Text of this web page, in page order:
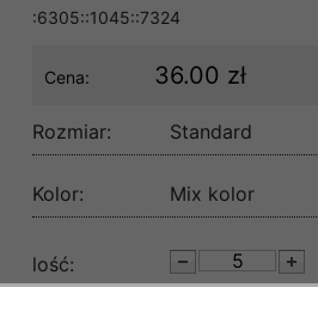
:6305::1045::7324
Cena: 36.00 zł
Rozmiar: Standard
Kolor: Mix kolor
lość: